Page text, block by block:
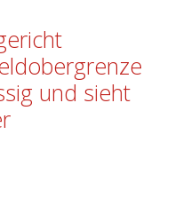
und sieht